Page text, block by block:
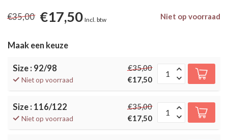
€35,00 €17,50 Incl. btw Niet op voorraad
Maak een keuze
Size : 92/98
Niet op voorraad
€35,00
€17,50
Size : 116/122
Niet op voorraad
€35,00
€17,50